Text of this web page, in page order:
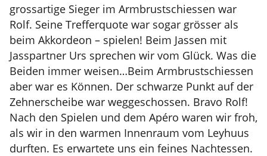
grossartige Sieger im Armbrustschiessen war
Rolf. Seine Trefferquote war sogar grösser als
beim Akkordeon – spielen! Beim Jassen mit
Jasspartner Urs sprechen wir vom Glück. Was die
Beiden immer weisen…Beim Armbrustschiessen
aber war es Können. Der schwarze Punkt auf der
Zehnerscheibe war weggeschossen. Bravo Rolf!
Nach den Spielen und dem Apéro waren wir froh,
als wir in den warmen Innenraum vom Leyhuus
durften. Es erwartete uns ein feines Nachtessen.